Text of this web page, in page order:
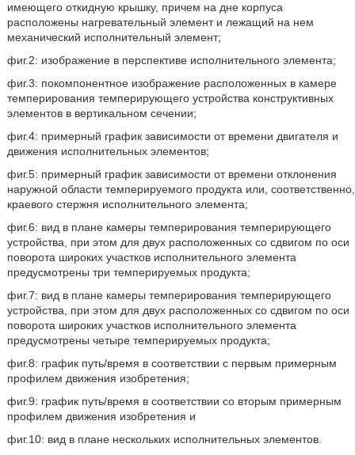
имеющего откидную крышку, причем на дне корпуса
расположены нагревательный элемент и лежащий на нем
механический исполнительный элемент;
фиг.2: изображение в перспективе исполнительного элемента;
фиг.3: покомпонентное изображение расположенных в камере
темперирования темперирующего устройства конструктивных
элементов в вертикальном сечении;
фиг.4: примерный график зависимости от времени двигателя и
движения исполнительных элементов;
фиг.5: примерный график зависимости от времени отклонения
наружной области темперируемого продукта или, соответственно,
краевого стержня исполнительного элемента;
фиг.6: вид в плане камеры темперирования темперирующего
устройства, при этом для двух расположенных со сдвигом по оси
поворота широких участков исполнительного элемента
предусмотрены три темперируемых продукта;
фиг.7: вид в плане камеры темперирования темперирующего
устройства, при этом для двух расположенных со сдвигом по оси
поворота широких участков исполнительного элемента
предусмотрены четыре темперируемых продукта;
фиг.8: график путь/время в соответствии с первым примерным
профилем движения изобретения;
фиг.9: график путь/время в соответствии со вторым примерным
профилем движения изобретения и
фиг.10: вид в плане нескольких исполнительных элементов.